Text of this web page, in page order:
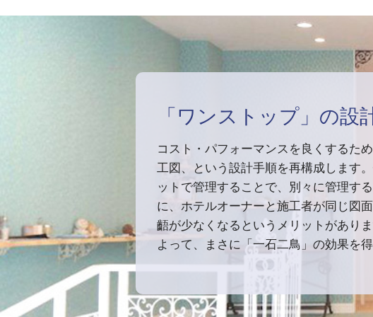
「ワンストップ」の設
コスト・パフォーマンスを良くするた
工図、という設計手順を再構成します
ットで管理することで、別々に管理す
に、ホテルオーナーと施工者が同じ図
齬が少なくなるというメリットがあり
よって、まさに「一石二鳥」の効果を得